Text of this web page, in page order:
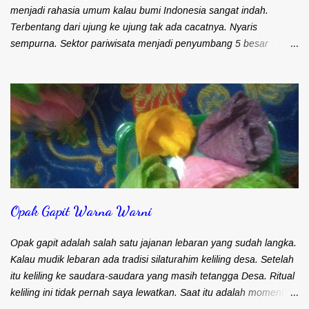
menjadi rahasia umum kalau bumi Indonesia sangat indah.
Terbentang dari ujung ke ujung tak ada cacatnya. Nyaris
sempurna. Sektor pariwisata menjadi penyumbang 5 besar
seluruh penjuru Indonesia. Jumlah wisatawan mancanegara Juli
2019 1,48 juta. Bulan Juni ke Juli naik 2,04%. Jumlah wisatawan
mancanegara bulan Januari - Juli 2019 9,31 juta. Ini adalah
pangsa pasar yang besar dan harus terus ditingkatkan. Oleh
karena itu, pada saat pertemuan tahunan IMF-World Bank bulan
Oktober 2018 di Nusa Dua, Bali, pemerintah Indonesia
wisata ini bukan tempat baru. Hanya untuk mempermudahkan
tempat wisata yang 'baru' tersebut? Tempat wisata 10 Bali baru
meliputi: 1. Danau Toba di Sumatera Utara 2...
Opak Gapit Warna Warni
Opak gapit adalah salah satu jajanan lebaran yang sudah langka.
Kalau mudik lebaran ada tradisi silaturahim keliling desa. Setelah
itu keliling ke saudara-saudara yang masih tetangga Desa. Ritual
keliling ini tidak pernah saya lewatkan. Saat itu adalah moment